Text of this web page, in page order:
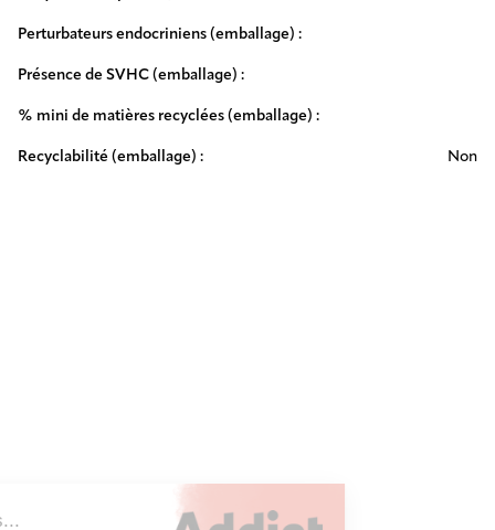
Perturbateurs endocriniens (emballage) :
Présence de SVHC (emballage) :
% mini de matières recyclées (emballage) :
Recyclabilité (emballage) : Non